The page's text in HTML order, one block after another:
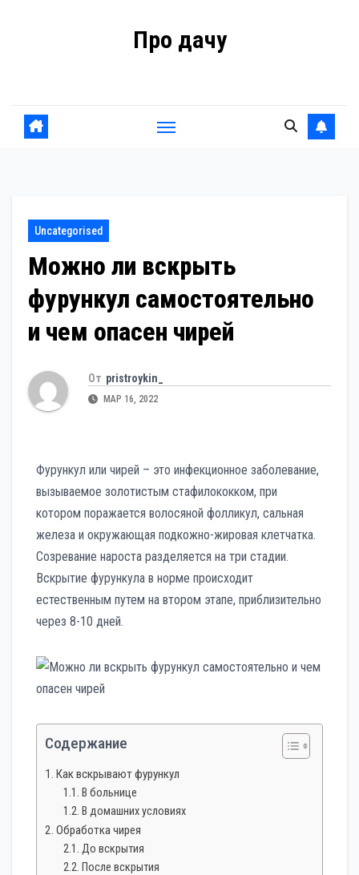
Про дачу
Uncategorised
Можно ли вскрыть
фурункул самостоятельно
и чем опасен чирей
От pristroykin_
МАР 16, 2022
Фурункул или чирей – это инфекционное заболевание,
вызываемое золотистым стафилококком, при
котором поражается волосяной фолликул, сальная
железа и окружающая подкожно-жировая клетчатка.
Созревание нароста разделяется на три стадии.
Вскрытие фурункула в норме происходит
естественным путем на втором этапе, приблизительно
через 8-10 дней.
Содержание
Как вскрывают фурункул
В больнице
В домашних условиях
Обработка чирея
До вскрытия
После вскрытия